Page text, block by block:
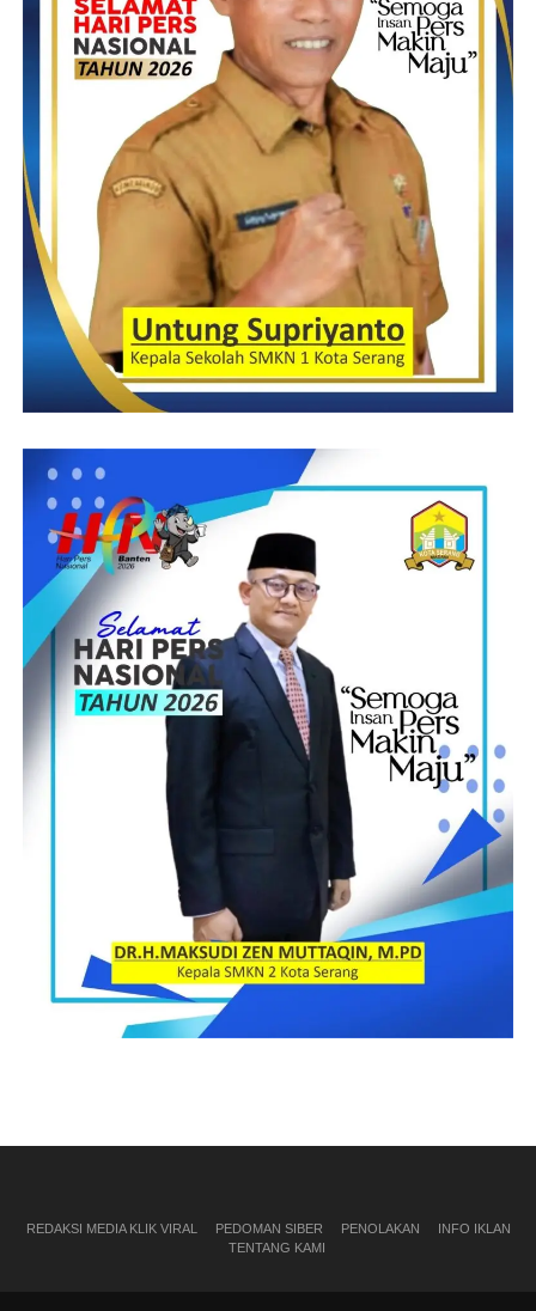
REDAKSI MEDIA KLIK VIRAL PEDOMAN SIBER PENOLAKAN
INFO IKLAN
TENTANG KAMI